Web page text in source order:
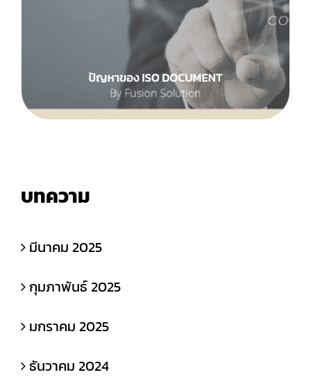
บทความ
มีนาคม 2025
กุมภาพันธ์ 2025
มกราคม 2025
ธันวาคม 2024